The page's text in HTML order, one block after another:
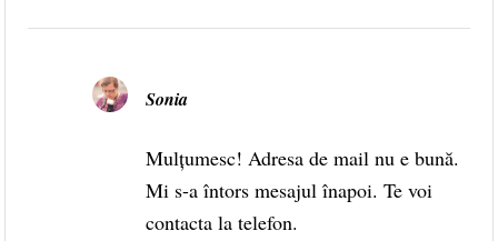
Sonia
Mulțumesc! Adresa de mail nu e bună.
Mi s-a întors mesajul înapoi. Te voi
contacta la telefon.